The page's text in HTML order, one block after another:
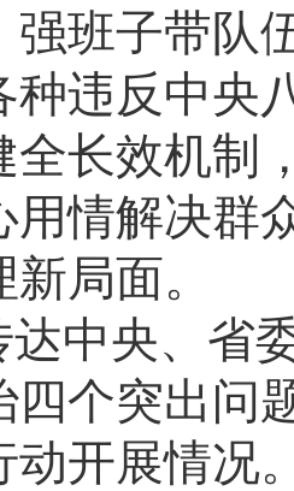
强班子带队
种违反中央
全长效机制
用情解决群
局面。
达中央、省
四个突出问
动开展情况